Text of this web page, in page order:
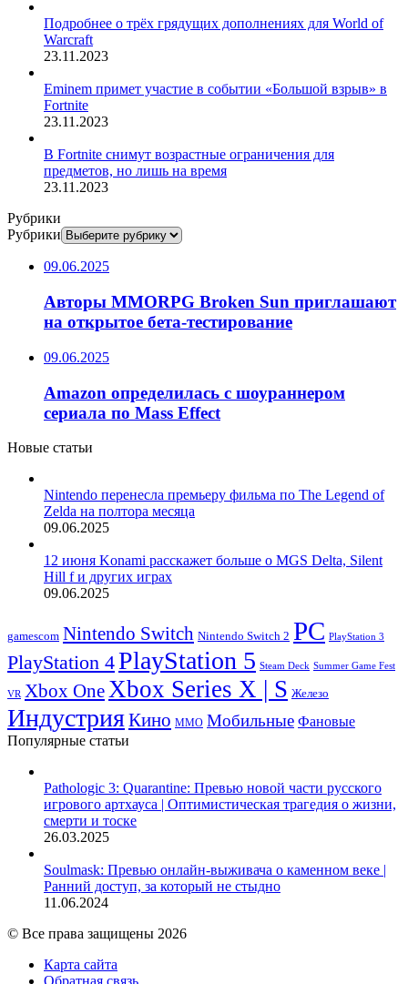
Подробнее о трёх грядущих дополнениях для World of
Warcraft
23.11.2023
Eminem примет участие в событии «Большой взрыв» в
Fortnite
23.11.2023
В Fortnite снимут возрастные ограничения для
предметов, но лишь на время
23.11.2023
Рубрики
Рубрики
09.06.2025
Авторы MMORPG Broken Sun приглашают
на открытое бета-тестирование
09.06.2025
Amazon определилась с шоураннером
сериала по Mass Effect
Новые статьи
Nintendo перенесла премьеру фильма по The Legend of
Zelda на полтора месяца
09.06.2025
12 июня Konami расскажет больше о MGS Delta, Silent
Hill f и других играх
09.06.2025
gamescom Nintendo Switch Nintendo Switch 2 PC PlayStation 3
PlayStation 4PlayStation 5 Steam Deck Summer Game Fest
VR Xbox OneXbox Series X | S Железо
ИндустрияКино ММО Мобильные Фановые
Популярные статьи
Pathologic 3: Quarantine: Превью новой части русского
игрового артхауса | Оптимистическая трагедия о жизни,
смерти и тоске
26.03.2025
Soulmask: Превью онлайн-выживача о каменном веке |
Ранний доступ, за который не стыдно
11.06.2024
© Все права защищены 2026
Карта сайта